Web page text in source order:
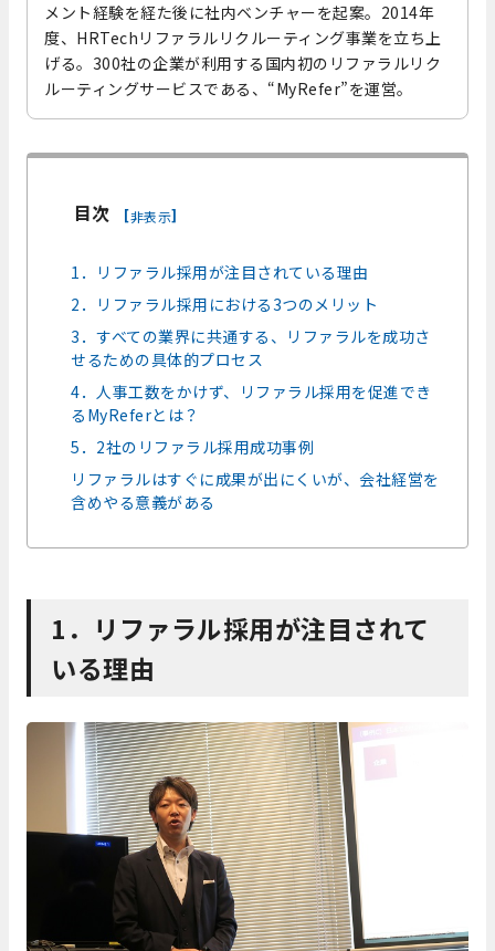
メント経験を経た後に社内ベンチャーを起案。2014年
度、HRTechリファラルリクルーティング事業を立ち上
げる。300社の企業が利用する国内初のリファラルリク
ルーティングサービスである、“MyRefer”を運営。
目次 [非表示]
1．リファラル採用が注目されている理由
2．リファラル採用における3つのメリット
3．すべての業界に共通する、リファラルを成功さ
せるための具体的プロセス
4．人事工数をかけず、リファラル採用を促進でき
るMyReferとは？
5．2社のリファラル採用成功事例
リファラルはすぐに成果が出にくいが、会社経営を
含めやる意義がある
1．リファラル採用が注目されて
いる理由